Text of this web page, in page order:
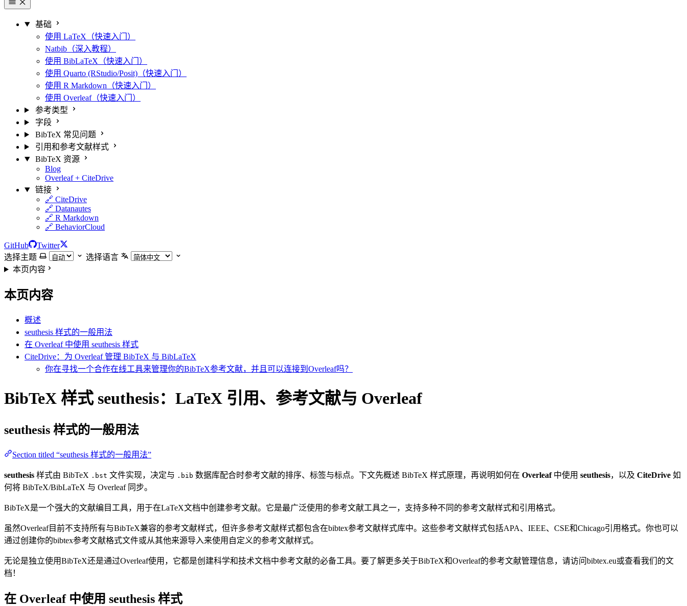
基础
使用 LaTeX（快速入门）
Natbib（深入教程）
使用 BibLaTeX（快速入门）
使用 Quarto (RStudio/Posit)（快速入门）
使用 R Markdown（快速入门）
使用 Overleaf（快速入门）
参考类型
字段
BibTeX 常见问题
引用和参考文献样式
BibTeX 资源
Blog
Overleaf + CiteDrive
链接
🔗 CiteDrive
🔗 Datanautes
🔗 R Markdown
🔗 BehaviorCloud
GitHub
Twitter
选择主题
选择语言
本页内容
本页内容
概述
seuthesis 样式的一般用法
在 Overleaf 中使用 seuthesis 样式
CiteDrive：为 Overleaf 管理 BibTeX 与 BibLaTeX
你在寻找一个合作在线工具来管理你的BibTeX参考文献，并且可以连接到Overleaf吗？
BibTeX 样式 seuthesis：LaTeX 引用、参考文献与 Overleaf
seuthesis 样式的一般用法
Section titled “seuthesis 样式的一般用法”
seuthesis 样式由 BibTeX .bst 文件实现，决定与 .bib 数据库配合时参考文献的排序、标签与标点。下文先概述 BibTeX 样式原理，再说明如何在 Overleaf中使用 seuthesis，以及 CiteDrive 如
何将 BibTeX/BibLaTeX 与 Overleaf 同步。
BibTeX是一个强大的文献编目工具，用于在LaTeX文档中创建参考文献。它是最广泛使用的参考文献工具之一，支持多种不同的参考文献样式和引用格式。
虽然Overleaf目前不支持所有与BibTeX兼容的参考文献样式，但许多参考文献样式都包含在bibtex参考文献样式库中。这些参考文献样式包括APA、IEEE、CSE和Chicago引用格式。你也可以
通过创建你的bibtex参考文献格式文件或从其他来源导入来使用自定义的参考文献样式。
无论是独立使用BibTeX还是通过Overleaf使用，它都是创建科学和技术文档中参考文献的必备工具。要了解更多关于BibTeX和Overleaf的参考文献管理信息，请访问bibtex.eu或查看我们的文
档！
在 Overleaf 中使用 seuthesis 样式